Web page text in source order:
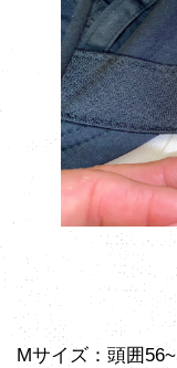
Mサイズ：頭囲